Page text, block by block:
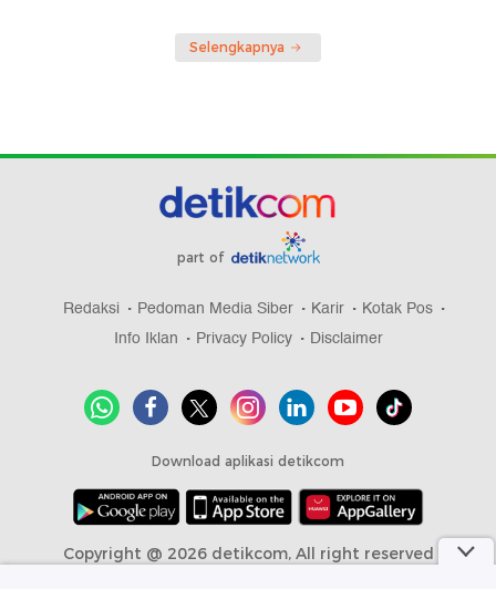
Selengkapnya
part of
Redaksi Pedoman Media Siber Karir
Kotak Pos
Info Iklan
Privacy Policy Disclaimer
Download aplikasi detikcom
Copyright @ 2026 detikcom, All right reserved